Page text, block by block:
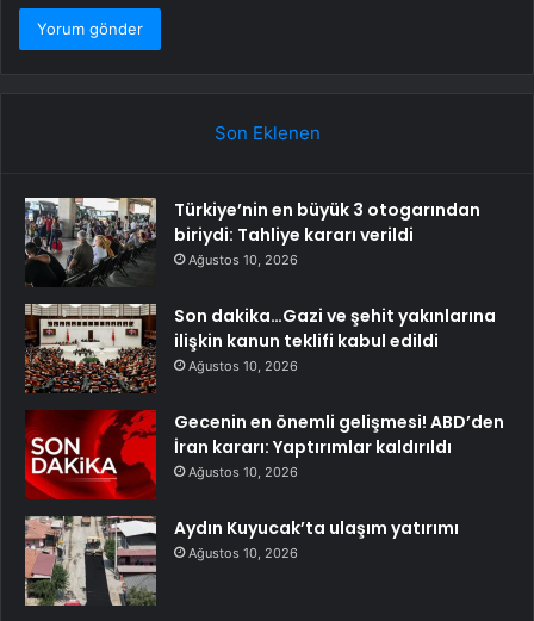
Son Eklenen
Türkiye’nin en büyük 3 otogarından
biriydi: Tahliye kararı verildi
Ağustos 10, 2026
Son dakika…Gazi ve şehit yakınlarına
ilişkin kanun teklifi kabul edildi
Ağustos 10, 2026
Gecenin en önemli gelişmesi! ABD’den
İran kararı: Yaptırımlar kaldırıldı
Ağustos 10, 2026
Aydın Kuyucak’ta ulaşım yatırımı
Ağustos 10, 2026